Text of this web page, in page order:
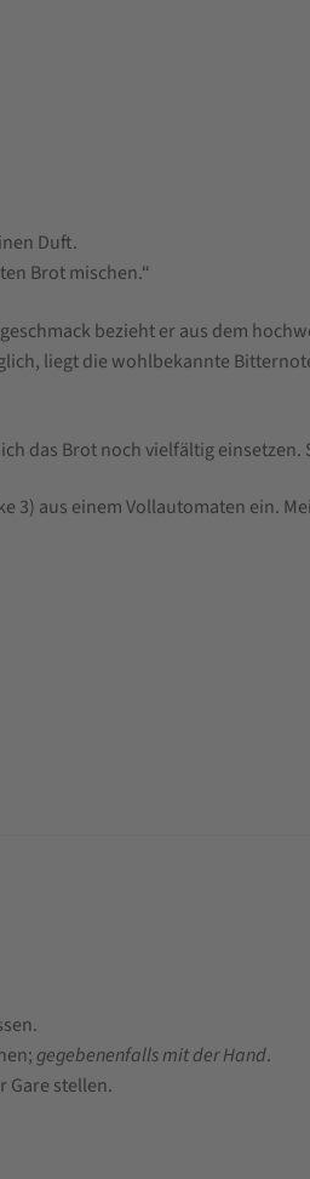
Duft.
Brot mischen.“
bezieht er aus dem
liegt die wohlbekannte
das Brot noch vielfältig
3) aus einem Vollautomaten ein.
gegebenenfalls mit der Hand.
Gare stellen.